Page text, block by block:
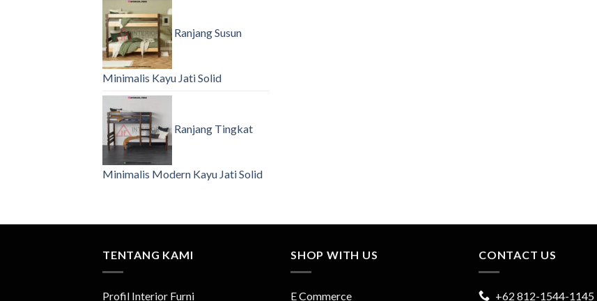
Ranjang Susun
Minimalis Kayu Jati Solid
Ranjang Tingkat
Minimalis Modern Kayu Jati Solid
TENTANG KAMI
Profil Interior Furni
SHOP WITH US
E Commerce
CONTACT US
+62 812-1544-1145